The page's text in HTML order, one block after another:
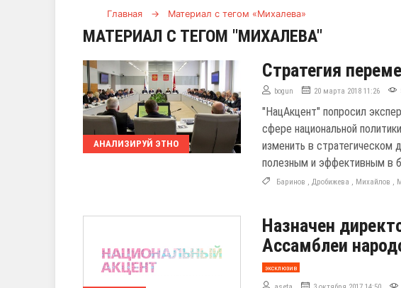
Главная → Материал с тегом «Михалева»
МАТЕРИАЛ С ТЕГОМ "МИХАЛЕВА"
АНАЛИЗИРУЙ ЭТНО
Стратегия
bogun 20 марта 2018 11:26
"НацАкцент" попросил
сфере национальной
изменить в стратегическом
полезным и эффективным в
Баринов ,Дробижева , Михайлов ,
Назначен
Ассамблеи
эксклюзив